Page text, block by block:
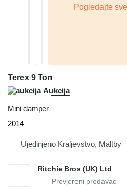
Terex 9 Ton
Aukcija
Mini damper
2014
Ujedinjeno Kraljevstvo, Maltby
Ritchie Bros (UK) Ltd